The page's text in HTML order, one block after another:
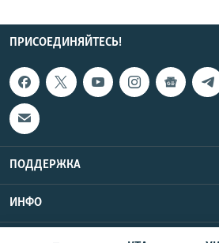
ПРИСОЕДИНЯЙТЕСЬ!
ПОДДЕРЖКА
ИНФО